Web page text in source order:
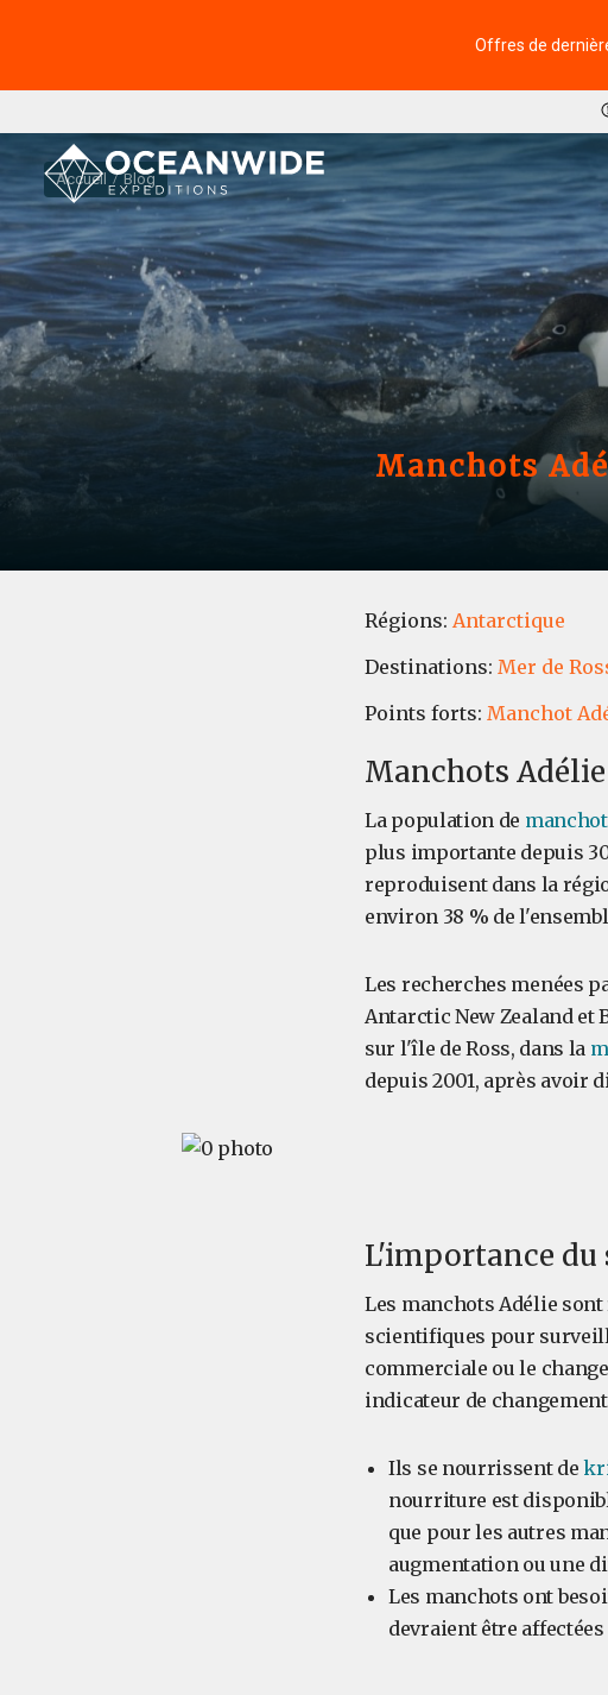
Offres de
Accueil Blog
Manchots
Régions: Antarctique
Destinations: Mer de
Points forts: Manchot
Manchots
La population de
plus importante depuis
reproduisent dans la
environ 38 % de
Les recherches menées
Antarctic New Zealand et
sur l'île de Ross, dans la
depuis 2001, après avoir
L'importance du
Les manchots Adélie
scientifiques pour
commerciale ou le
indicateur de
Ils se nourrissent de
nourriture est
que pour les autres
augmentation ou une
Les manchots ont
devraient être